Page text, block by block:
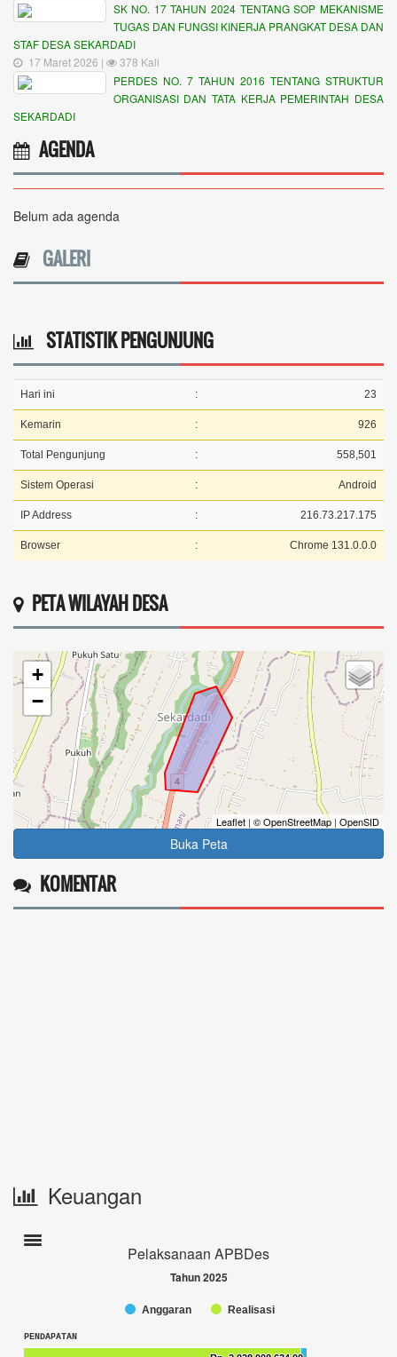
SK NO. 17 TAHUN 2024 TENTANG SOP MEKANISME
TUGAS DAN FUNGSI KINERJA PRANGKAT DESA DAN
STAF DESA SEKARDADI
17 Maret 2026 |
378 Kali
PERDES NO. 7 TAHUN 2016 TENTANG STRUKTUR
ORGANISASI DAN TATA KERJA PEMERINTAH DESA
SEKARDADI
AGENDA
Belum ada agenda
GALERI
STATISTIK PENGUNJUNG
Hari ini : 23
Kemarin : 926
Total Pengunjung : 558,501
Sistem Operasi : Android
IP Address : 216.73.217.175
Browser : Chrome 131.0.0.0
PETA WILAYAH DESA
+
−
Leaflet | © OpenStreetMap | OpenSID
Buka Peta
KOMENTAR
Keuangan
Toogle navigation
Pelaksanaan APBDes
Tahun 2025
Bar chart with 2 data series.
Anggaran Realisasi
PENDAPATAN